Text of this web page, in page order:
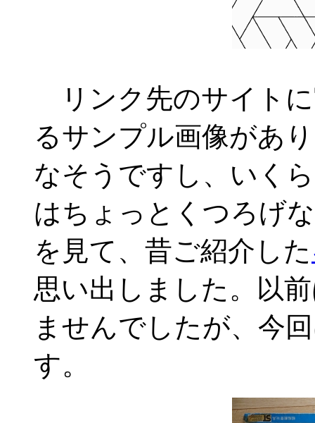
リンク先のサイト
るサンプル画像があ
なそうですし、いく
はちょっとくつろげ
を見て、昔ご紹介した
思い出しました。以
ませんでしたが、今
す。